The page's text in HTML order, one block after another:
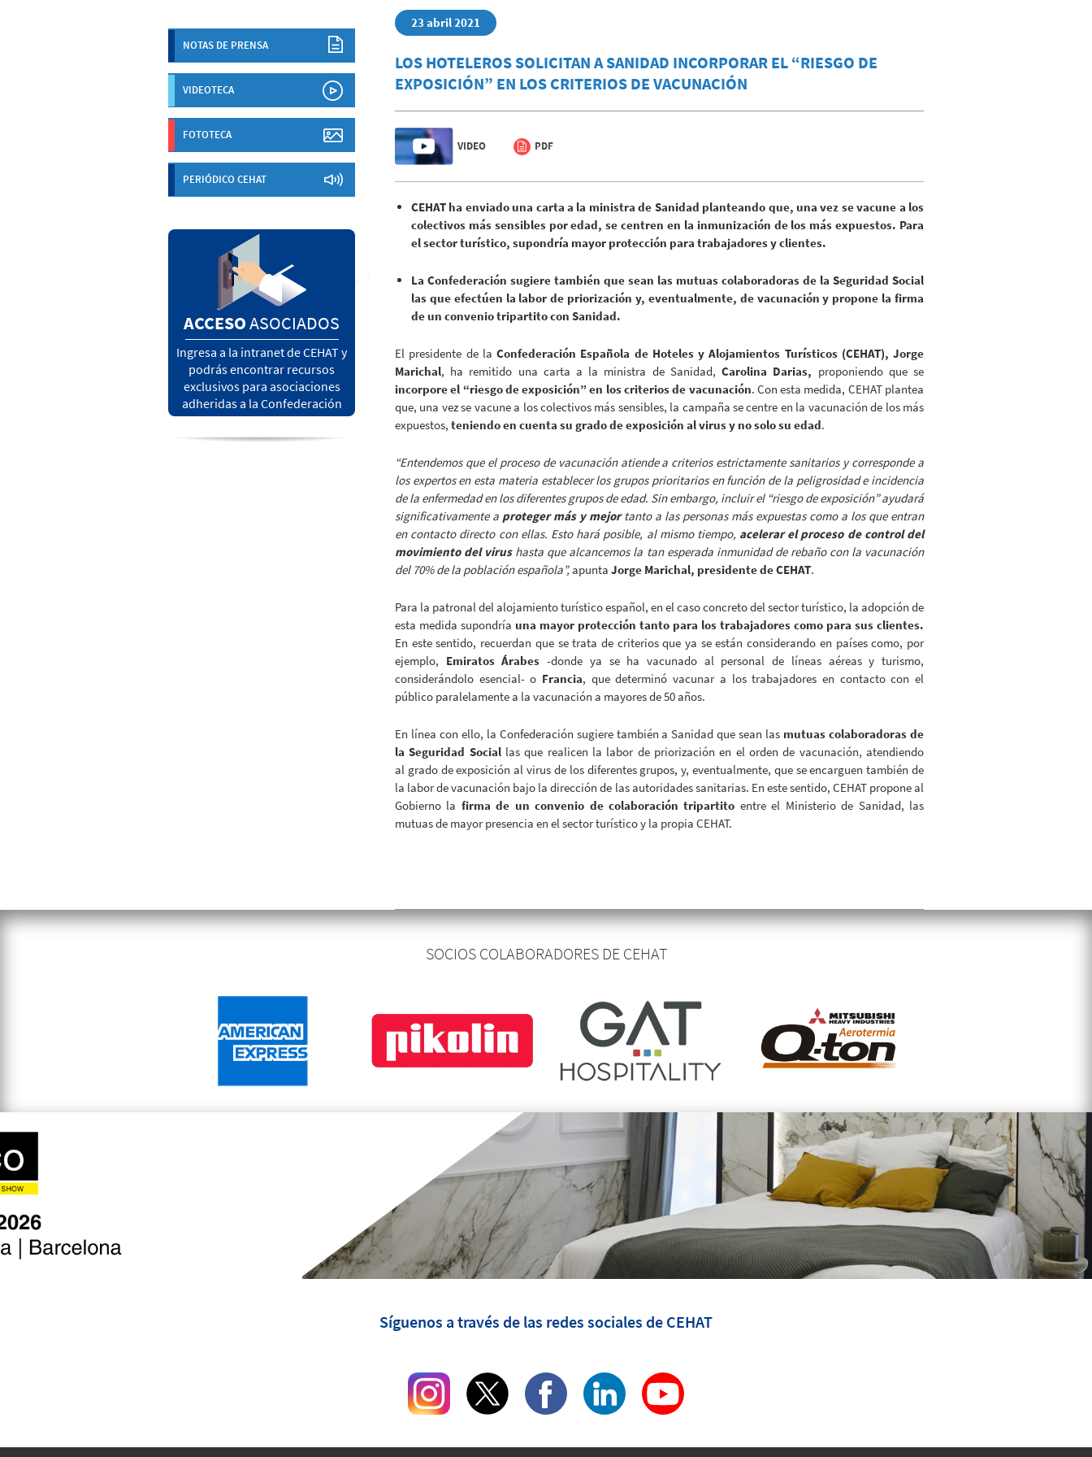
NOTAS DE PRENSA
VIDEOTECA
FOTOTECA
PERIÓDICO CEHAT
ACCESOASOCIADOS
Ingresa a la intranet de CEHAT y
podrás encontrar recursos
exclusivos para asociaciones
adheridas a la Confederación
23 abril 2021
LOS HOTELEROS SOLICITAN A SANIDAD INCORPORAR EL “RIESGO DE
EXPOSICIÓN” EN LOS CRITERIOS DE VACUNACIÓN
VIDEO PDF
CEHAT ha enviado una carta a la ministra de Sanidad planteando que, una vez se vacune a los
colectivos más sensibles por edad, se centren en la inmunización de los más expuestos. Para
el sector turístico, supondría mayor protección para trabajadores y clientes.
La Confederación sugiere también que sean las mutuas colaboradoras de la Seguridad Social
las que efectúen la labor de priorización y, eventualmente, de vacunación y propone la firma
de un convenio tripartito con Sanidad.
El presidente de la Confederación Española de Hoteles y Alojamientos Turísticos (CEHAT), Jorge
Marichal, ha remitido una carta a la ministra de Sanidad, Carolina Darias, proponiendo que se
incorpore el “riesgo de exposición” en los criterios de vacunación. Con esta medida, CEHAT plantea
que, una vez se vacune a los colectivos más sensibles, la campaña se centre en la vacunación de los más
expuestos, teniendo en cuenta su grado de exposición al virus y no solo su edad.
“Entendemos que el proceso de vacunación atiende a criterios estrictamente sanitarios y corresponde a
los expertos en esta materia establecer los grupos prioritarios en función de la peligrosidad e incidencia
de la enfermedad en los diferentes grupos de edad. Sin embargo, incluir el “riesgo de exposición” ayudará
significativamente a proteger más y mejor tanto a las personas más expuestas como a los que entran
en contacto directo con ellas. Esto hará posible, al mismo tiempo, acelerar el proceso de control del
movimiento del virushasta que alcancemos la tan esperada inmunidad de rebaño con la vacunación
del 70% de la población española”,apunta Jorge Marichal, presidente de CEHAT.
Para la patronal del alojamiento turístico español, en el caso concreto del sector turístico, la adopción de
esta medida supondría una mayor protección tanto para los trabajadores como para sus clientes.
En este sentido, recuerdan que se trata de criterios que ya se están considerando en países como, por
ejemplo, Emiratos Árabes -donde ya se ha vacunado al personal de líneas aéreas y turismo,
considerándolo esencial- o Francia, que determinó vacunar a los trabajadores en contacto con el
público paralelamente a la vacunación a mayores de 50 años.
En línea con ello, la Confederación sugiere también a Sanidad que sean las mutuas colaboradoras de
la Seguridad Social las que realicen la labor de priorización en el orden de vacunación, atendiendo
al grado de exposición al virus de los diferentes grupos, y, eventualmente, que se encarguen también de
la labor de vacunación bajo la dirección de las autoridades sanitarias. En este sentido, CEHAT propone al
Gobierno la firma de un convenio de colaboración tripartito entre el Ministerio de Sanidad, las
mutuas de mayor presencia en el sector turístico y la propia CEHAT.
SOCIOS COLABORADORES DE CEHAT
Síguenos a través de las redes sociales de CEHAT